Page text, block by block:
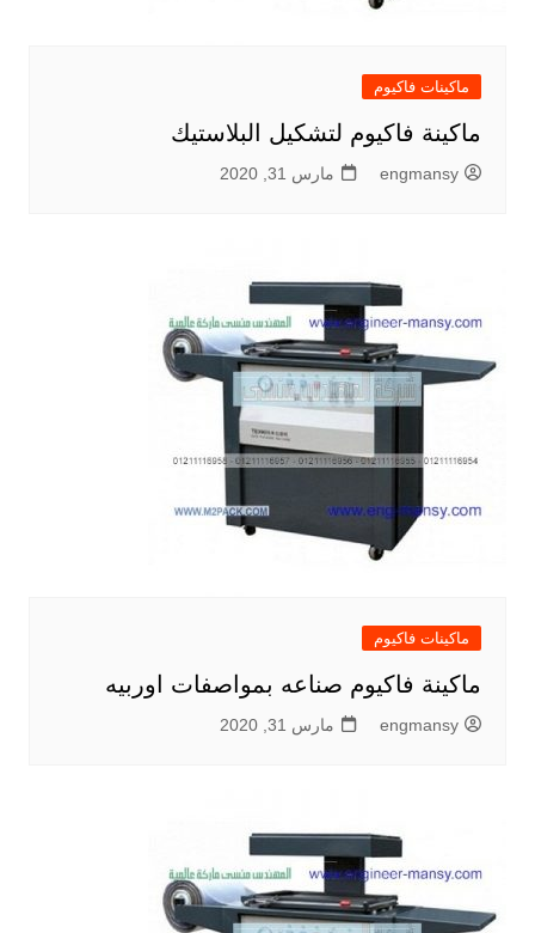
ماكينات فاكيوم
ماكينة فاكيوم لتشكيل البلاستيك
engmansy مارس 31, 2020
ماكينات فاكيوم
ماكينة فاكيوم صناعه بمواصفات اوربيه
engmansy مارس 31, 2020